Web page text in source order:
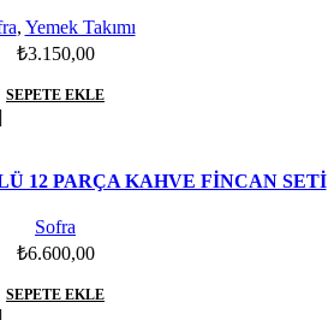
, Yemek Takımı
₺3.150,00
SEPETE EKLE
12 PARÇA KAHVE FİNCAN SETİ
Sofra
₺6.600,00
SEPETE EKLE